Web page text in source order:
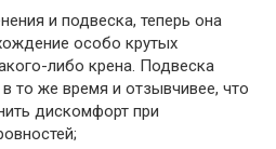
и подвеска, теперь она
особо крутых
либо крена. Подвеска
то же время и отзывчивее, что
дискомфорт при